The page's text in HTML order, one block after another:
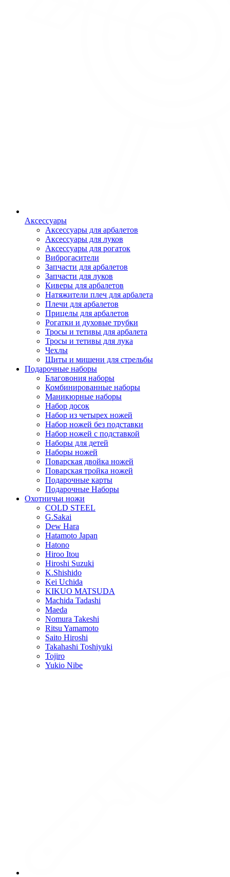
Аксессуары
Аксессуары для арбалетов
Аксессуары для луков
Аксессуары для рогаток
Виброгасители
Запчасти для арбалетов
Запчасти для луков
Киверы для арбалетов
Натяжители плеч для арбалета
Плечи для арбалетов
Прицелы для арбалетов
Рогатки и духовые трубки
Тросы и тетивы для арбалета
Тросы и тетивы для лука
Чехлы
Щиты и мишени для стрельбы
Подарочные наборы
Благовония наборы
Комбинированные наборы
Маникюрные наборы
Набор досок
Набор из четырех ножей
Набор ножей без подставки
Набор ножей с подставкой
Наборы для детей
Наборы ножей
Поварская двойка ножей
Поварская тройка ножей
Подарочные карты
Подарочные Наборы
Охотничьи ножи
COLD STEEL
G.Sakai
Dew Hara
Hatamoto Japan
Hatono
Hiroo Itou
Hiroshi Suzuki
K.Shishido
Kei Uchida
KIKUO MATSUDA
Machida Tadashi
Maeda
Nomura Takeshi
Ritsu Yamamoto
Saito Hiroshi
Takahashi Toshiyuki
Tojiro
Yukio Nibe